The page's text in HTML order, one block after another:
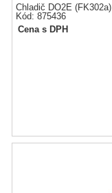
Chladič DO2E (FK302a)
Kód: 875436
Cena s DPH